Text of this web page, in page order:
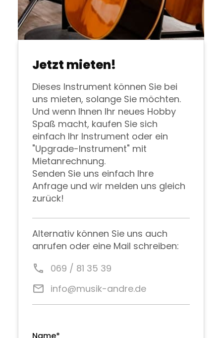
Jetzt mieten!
Dieses Instrument können Sie bei
uns mieten, solange Sie möchten.
Und wenn Ihnen Ihr neues Hobby
Spaß macht, kaufen Sie sich
einfach Ihr Instrument oder ein
"Upgrade-Instrument" mit
Mietanrechnung.
Senden Sie uns einfach Ihre
Anfrage und wir melden uns gleich
zurück!
Alternativ können Sie uns auch
anrufen oder eine Mail schreiben:
call
069 / 81 35 39
email info@musik-andre.de